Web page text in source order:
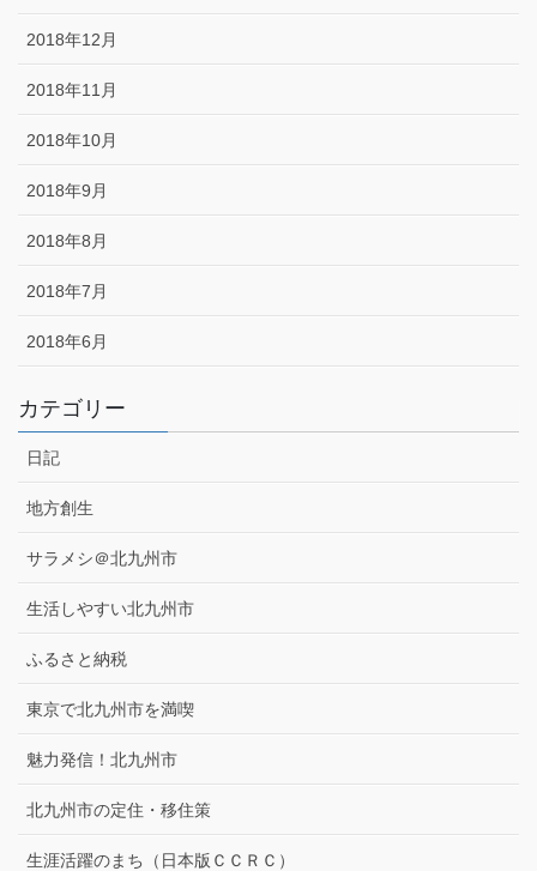
2018年12月
2018年11月
2018年10月
2018年9月
2018年8月
2018年7月
2018年6月
カテゴリー
日記
地方創生
サラメシ＠北九州市
生活しやすい北九州市
ふるさと納税
東京で北九州市を満喫
魅力発信！北九州市
北九州市の定住・移住策
生涯活躍のまち（日本版ＣＣＲＣ）